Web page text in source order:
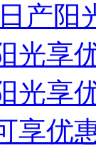
产阳
光享
光享
享优